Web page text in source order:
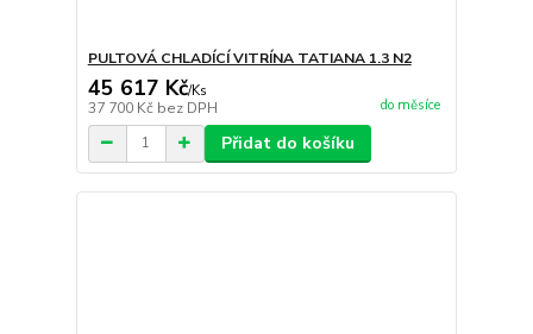
PULTOVÁ CHLADÍCÍ VITRÍNA TATIANA 1.3 N2
45 617 Kč/Ks
37 700 Kč bez DPH do měsíce
Přidat do košíku